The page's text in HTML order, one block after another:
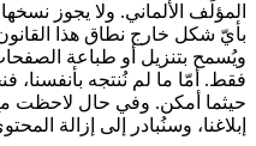
المؤلِّف الألماني. ولا يجوز
بأيّ شكل خارج نطاق هذا
ويُسمح بتنزيل أو طباعة
فقط. أمّا ما لم نُنتجه
حيثما أمكن. وفي حال لاحظت
إبلاغنا، وسنُبادر إلى إزالة